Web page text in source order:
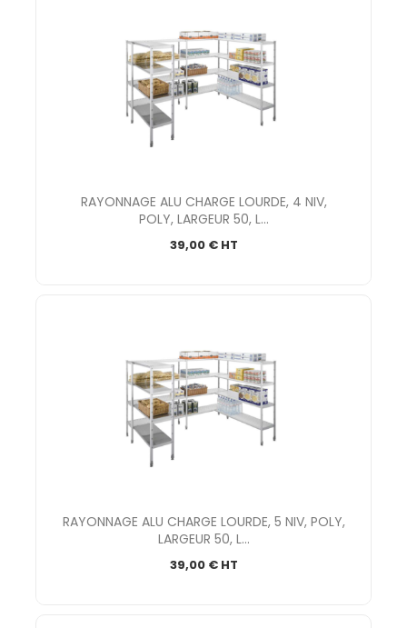
RAYONNAGE ALU CHARGE LOURDE, 4 NIV,
POLY, LARGEUR 50, L...
39,00 € HT
RAYONNAGE ALU CHARGE LOURDE, 5 NIV, POLY,
LARGEUR 50, L...
39,00 € HT